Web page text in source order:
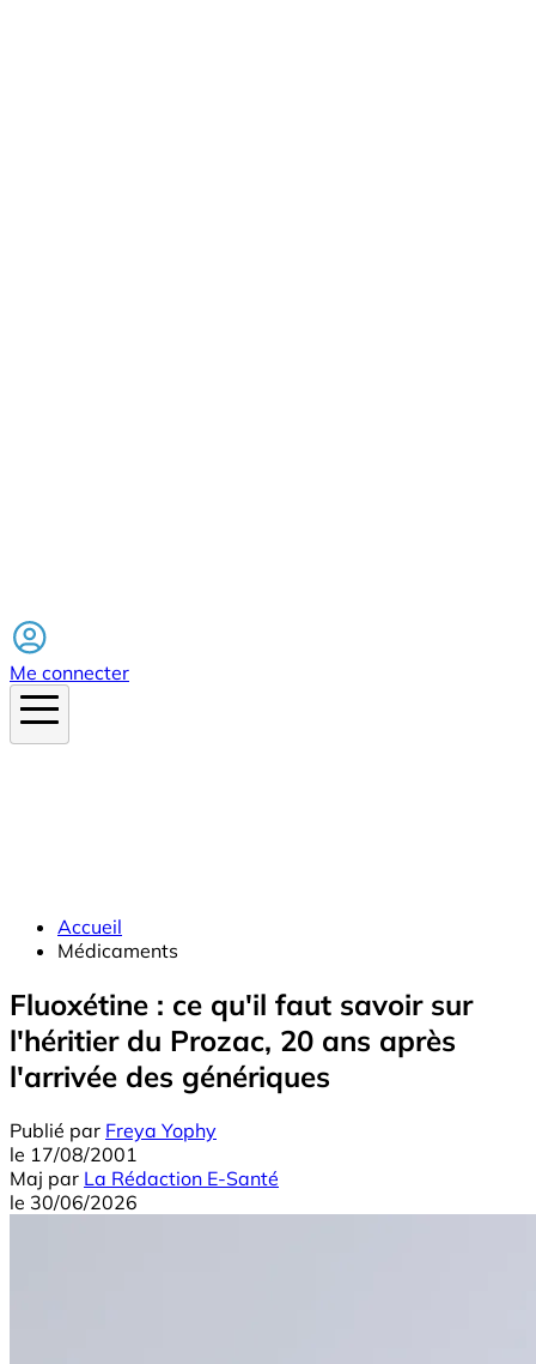
Me connecter
Accueil
Médicaments
Fluoxétine : ce qu'il faut savoir sur
l'héritier du Prozac, 20 ans après
l'arrivée des génériques
Publié par Freya Yophy
le 17/08/2001
Maj par La Rédaction E-Santé
le 30/06/2026